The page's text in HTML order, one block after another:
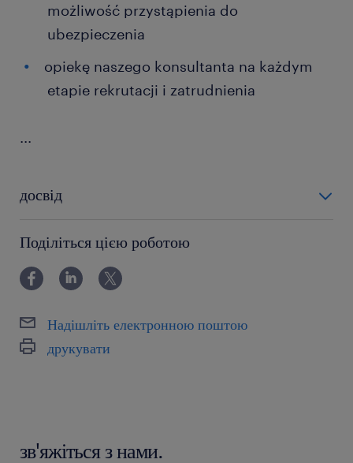
możliwość przystąpienia do
ubezpieczenia
opiekę naszego konsultanta na każdym
etapie rekrutacji i zatrudnienia
...
досвід
Поділіться цією роботою
Надішліть електронною поштою
друкувати
зв'яжіться з нами.